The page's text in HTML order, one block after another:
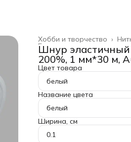
Хобби и творчество ›
Главная ›
Шнур эластичный
200%, 1 мм*30 м,
Цвет товара
белый
Название цвета
белый
Ширина, см
0.1